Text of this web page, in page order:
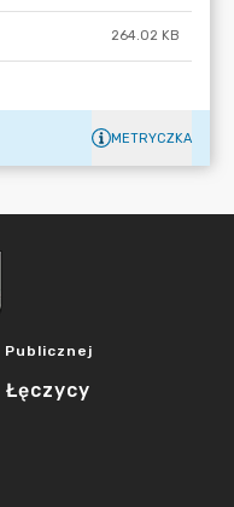
264.02 KB
METRYCZKA
Łęczycy